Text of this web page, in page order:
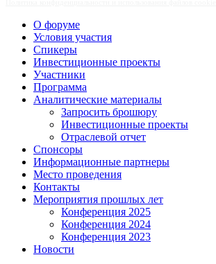
О форуме
Условия участия
Спикеры
Инвестиционные проекты
Участники
Программа
Аналитические материалы
Запросить брошюру
Инвестиционные проекты
Отраслевой отчет
Спонсоры
Информационные партнеры
Место проведения
Контакты
Мероприятия прошлых лет
Конференция 2025
Конференция 2024
Конференция 2023
Новости